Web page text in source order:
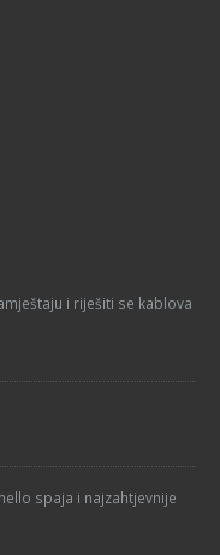
i riješiti se kablova
spaja i najzahtjevnije